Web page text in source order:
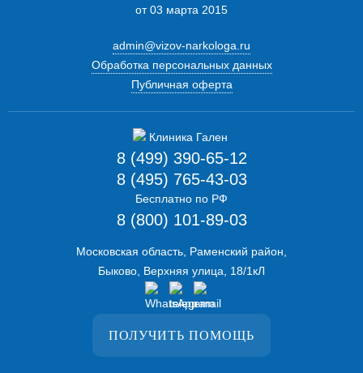
8 (499) 390-65-12
8 (495) 765-43-03
Бесплатно по РФ
8 (800) 101-89-03
ПОЛУЧИТЬ ПОМОЩЬ
Московская область, Раменский район,
Быково, Верхняя улица, 18/1кЛ
от 03 марта 2015
admin@vizov-narkologa.ru
Обработка персональных данных
Публичная оферта